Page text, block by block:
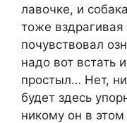
лавочке, и
тоже
почувствовал
надо вот встать
простыл… Нет,
будет здесь
никому он в